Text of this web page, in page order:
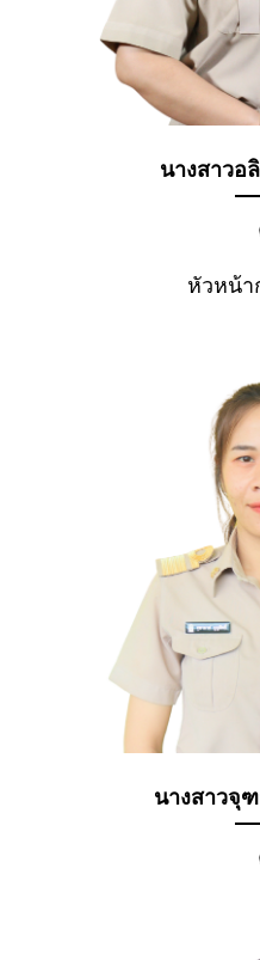
นางสาวอ
หัวหน้า
นางสาวจุ